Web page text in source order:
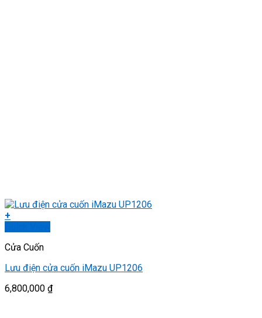
+
Cửa Cuốn
Lưu điện cửa cuốn iMazu UP1206
6,800,000 ₫